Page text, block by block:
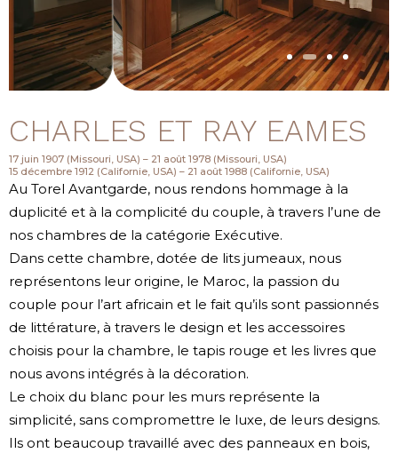
CHARLES ET RAY EAMES
17 juin 1907 (Missouri, USA) – 21 août 1978 (Missouri, USA)
15 décembre 1912 (Californie, USA) – 21 août 1988 (Californie, USA)
Au Torel Avantgarde, nous rendons hommage à la
duplicité et à la complicité du couple, à travers l’une de
nos chambres de la catégorie Exécutive.
Dans cette chambre, dotée de lits jumeaux, nous
représentons leur origine, le Maroc, la passion du
couple pour l’art africain et le fait qu’ils sont passionnés
de littérature, à travers le design et les accessoires
choisis pour la chambre, le tapis rouge et les livres que
nous avons intégrés à la décoration.
Le choix du blanc pour les murs représente la
simplicité, sans compromettre le luxe, de leurs designs.
Ils ont beaucoup travaillé avec des panneaux en bois,